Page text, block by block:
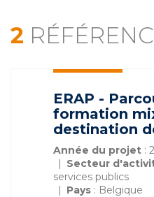
2
ERAP -
formation
destination
Année du projet :
Secteur
services publics
Pays : Belgique